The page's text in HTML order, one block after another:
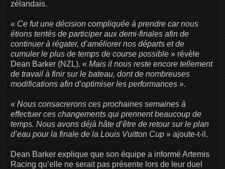
zélandais.
« Ce fut une décision compliquée à prendre car nous
étions tentés de participer aux demi-finales afin de
continuer à régater, d’améliorer nos départs et de
cumuler le plus de temps de course possible » révèle
Dean Barker (NZL). « Mais il nous reste encore tellement
de travail à finir sur le bateau, dont de nombreuses
modifications afin d’optimiser les performances ».
« Nous consacrerons ces prochaines semaines à
effectuer ces changements qui prennent beaucoup de
temps. Nous avons déjà hâte d’être de retour sur le plan
d’eau pour la finale de la Louis Vuitton Cup » ajoute-t-il.
Dean Barker explique que son équipe a informé Artemis
Racing qu’elle ne serait pas présente lors de leur duel